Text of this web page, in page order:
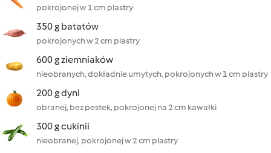
pokrojonej w 1 cm plastry
350 g batatów
pokrojonych w 2 cm plastry
600 g ziemniaków
nieobranych, dokładnie umytych, pokrojonych w 1 cm plastry
200 g dyni
obranej, bez pestek, pokrojonej na 2 cm kawałki
300 g cukinii
nieobranej, pokrojonej w 2 cm plastry